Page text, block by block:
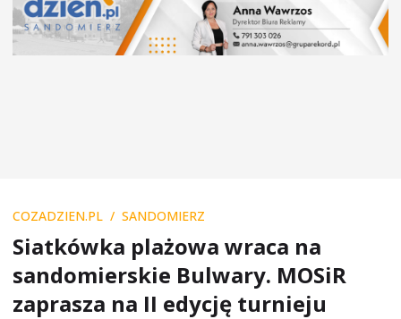
COZADZIEN.PL SANDOMIERZ
Siatkówka plażowa wraca na
sandomierskie Bulwary. MOSiR
zaprasza na II edycję turnieju